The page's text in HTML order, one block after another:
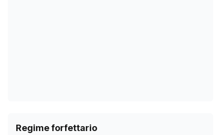
Regime forfettario